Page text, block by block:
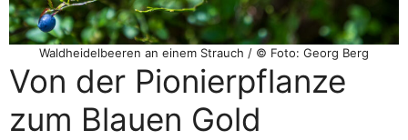
Waldheidelbeeren an einem Strauch / © Foto: Georg Berg
Von der Pionierpflanze
zum Blauen Gold